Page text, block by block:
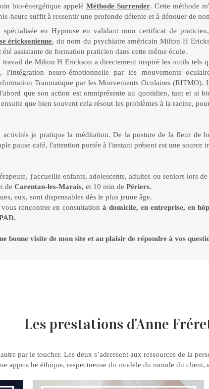
bio-énergétique appelé Méthode Surrender. Cette méthode
heure suffit à ressentir une profonde détente et à dénouer de
spécialisée en Hypnose en validant mon certificat de
éricksonienne, du nom du psychiatre américain Milton H
assistante de formation praticien dans cette même école.
travail de Milton H Erickson a directement inspiré les outils tels
l'Intégration neuro-émotionnelle par les mouvements
Traumatique par les Mouvements Oculaires (RITMO).
que son action est omniprésente au quotidien, tant et si
que bien souvent cela résout les problèmes à la racine,
activités je pratique la méditation. De la posture de la fleur de
pause café, l'attention portée à l'instant présent est une source
j'accueille enfants, adolescents, adultes ou seniors lors
de Carentan-les-Marais, et 10 min de Périers.
eux, sont dispensables dès le plus jeune âge.
vous rencontrer en consultationà domicile, en entreprise, en
bonne visite de mon site et au plaisir de répondre à vos
Les prestations d'Anne
par le toucher. Les deux s’adressent aux ressources de la
approche éthique, respectueuse du modèle du monde du client,